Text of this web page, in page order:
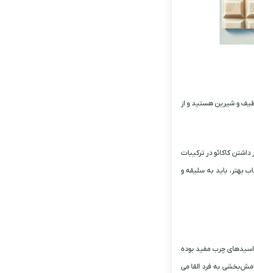
و شیرین هستید و از
کاکائو در ترکیبات
بهتر، باید به سلیقه و
اسیدهای چرب مفید بوده
به فرد القا می